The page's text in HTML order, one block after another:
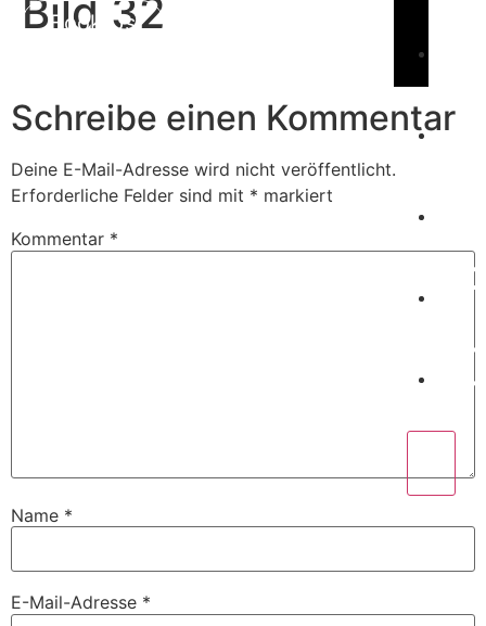
Book Us
Bild 32
Schreibe einen Kommentar
Deine E-Mail-Adresse wird nicht veröffentlicht.
Erforderliche Felder sind mit * markiert
Kommentar *
Name *
E-Mail-Adresse *